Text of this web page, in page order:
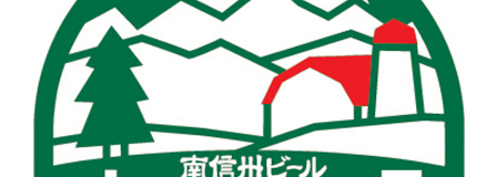
商品案内
お知らせ
（13）
味わい工房
（45）
イベント
（4）
営業案内
（3）